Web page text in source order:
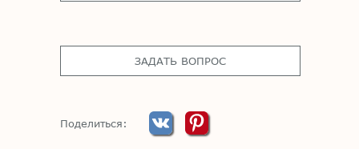
ЗАДАТЬ ВОПРОС
Поделиться: